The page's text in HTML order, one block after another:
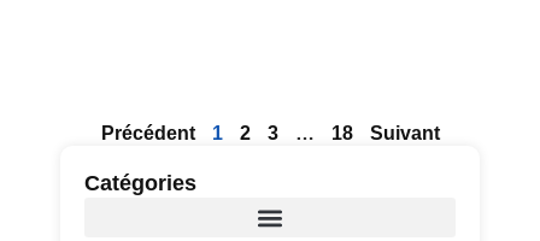
Précédent 1 2 3 … 18 Suivant
Catégories